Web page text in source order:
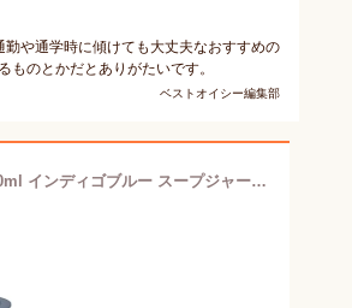
や通学時に傾けても大丈夫なおすすめの
のとかだとありがたいです。
ベストオイシー編集部
【食洗機対応モデル】 サーモス 真空断熱スープランチセット 300ml インディゴブルー スープジャー・容器セット JEE-550 IBL